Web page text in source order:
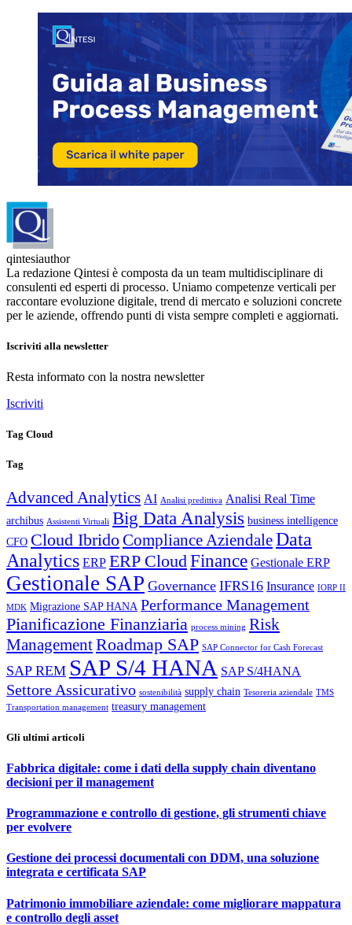
qintesiauthor
La redazione Qintesi è composta da un team multidisciplinare di
consulenti ed esperti di processo. Uniamo competenze verticali per
raccontare evoluzione digitale, trend di mercato e soluzioni concrete
per le aziende, offrendo punti di vista sempre completi e aggiornati.
Iscriviti alla newsletter
Resta informato con la nostra newsletter
Iscriviti
Tag Cloud
Tag
Advanced Analytics AI Analisi predittiva Analisi Real Time
archibus Assistenti Virtuali Big Data Analysis business intelligence
CFO Cloud IbridoCompliance AziendaleData
Analytics ERP ERP CloudFinance Gestionale ERP
Gestionale SAP Governance IFRS16 Insurance IORP II
MDK Migrazione SAP HANA Performance Management
Pianificazione Finanziaria process mining Risk
ManagementRoadmap SAP SAP Connector for Cash Forecast
SAP REM SAP S/4 HANA SAP S/4HANA
Settore Assicurativo sostenibilità supply chain Tesoreria aziendale TMS
Transportation management treasury management
Gli ultimi articoli
Fabbrica digitale: come i dati della supply chain diventano
decisioni per il management
Programmazione e controllo di gestione, gli strumenti chiave
per evolvere
Gestione dei processi documentali con DDM, una soluzione
integrata e certificata SAP
Patrimonio immobiliare aziendale: come migliorare mappatura
e controllo degli asset